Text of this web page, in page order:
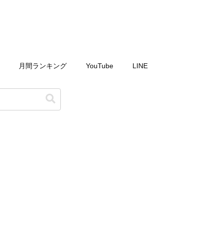
月間ランキング YouTube LINE